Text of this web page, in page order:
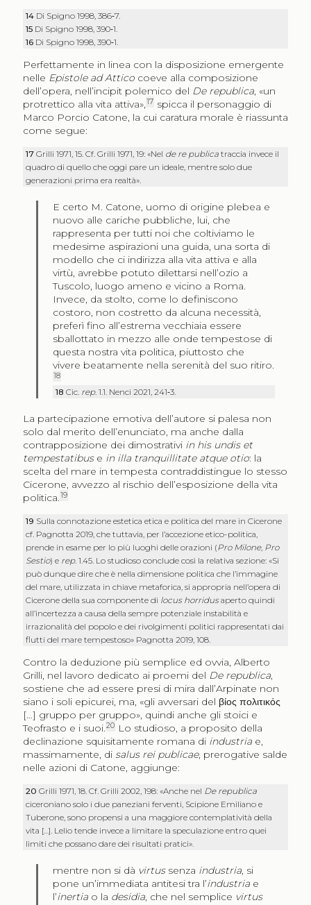
14 Di Spigno 1998, 386‑7.
15 Di Spigno 1998, 390‑1.
16 Di Spigno 1998, 390‑1.
Perfettamente in linea con la disposizione emergente
nelle Epistole ad Atticocoeve alla composizione
dell’opera, nell’incipit polemico del De republica, «un
protrettico alla vita attiva»,17 spicca il personaggio di
Marco Porcio Catone, la cui caratura morale è riassunta
come segue:
17Grilli 1971, 15. Cf. Grilli 1971, 19: «Nel de re publica traccia invece il
quadro di quello che oggi pare un ideale, mentre solo due
generazioni prima era realtà».
E certo M. Catone, uomo di origine plebea e
nuovo alle cariche pubbliche, lui, che
rappresenta per tutti noi che coltiviamo le
medesime aspirazioni una guida, una sorta di
modello che ci indirizza alla vita attiva e alla
virtù, avrebbe potuto dilettarsi nell’ozio a
Tuscolo, luogo ameno e vicino a Roma.
Invece, da stolto, come lo definiscono
costoro, non costretto da alcuna necessità,
preferì fino all’estrema vecchiaia essere
sballottato in mezzo alle onde tempestose di
questa nostra vita politica, piuttosto che
vivere beatamente nella serenità del suo ritiro.
18
18Cic. rep. 1.1. Nenci 2021, 241‑3.
La partecipazione emotiva dell’autore si palesa non
solo dal merito dell’enunciato, ma anche dalla
contrapposizione dei dimostrativi in his undis et
tempestatibuse in illa tranquillitate atque otio: la
scelta del mare in tempesta contraddistingue lo stesso
Cicerone, avvezzo al rischio dell’esposizione della vita
politica.19
19 Sulla connotazione estetica etica e politica del mare in Cicerone
cf. Pagnotta 2019, che tuttavia, per l’accezione etico-politica,
prende in esame per lo più luoghi delle orazioni (Pro Milone, Pro
Sestio) e rep. 1.45. Lo studioso conclude così la relativa sezione: «Si
può dunque dire che è nella dimensione politica che l’immagine
del mare, utilizzata in chiave metaforica, si appropria nell’opera di
Cicerone della sua componente di locus horridusaperto quindi
all’incertezza a causa della sempre potenziale instabilità e
irrazionalità del popolo e dei rivolgimenti politici rappresentati dai
flutti del mare tempestoso» Pagnotta 2019, 108.
Contro la deduzione più semplice ed ovvia, Alberto
Grilli, nel lavoro dedicato ai proemi del De republica,
sostiene che ad essere presi di mira dall’Arpinate non
siano i soli epicurei, ma, «gli avversari del βίος πολιτικός
[…] gruppo per gruppo», quindi anche gli stoici e
Teofrasto e i suoi.20 Lo studioso, a proposito della
declinazione squisitamente romana di industriae,
massimamente, di salus rei publicae, prerogative salde
nelle azioni di Catone, aggiunge:
20Grilli 1971, 18. Cf. Grilli 2002, 198: «Anche nel De republica
ciceroniano solo i due paneziani ferventi, Scipione Emiliano e
Tuberone, sono propensi a una maggiore contemplatività della
vita […]. Lelio tende invece a limitare la speculazione entro quei
limiti che possano dare dei risultati pratici».
mentre non si dà virtus senza industria, si
pone un’immediata antitesi tra l’industria e
l’inertia o la desidia, che nel semplice virtus